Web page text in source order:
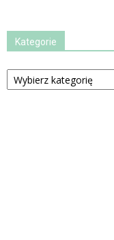
Kategorie
Kategorie